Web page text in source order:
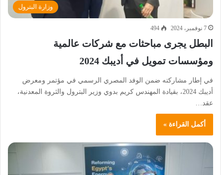
وزارة البترول
7 نوفمبر، 2024 494
البطل يجرى مباحثات مع شركات عالمية
ومؤسسات تمويل في أديبك 2024
في إطار مشاركته ضمن الوفد المصري الرسمي في مؤتمر ومعرض
أديبك 2024، بقيادة المهندس كريم بدوي وزير البترول والثروة المعدنية،
عقد…
أكمل القراءة »